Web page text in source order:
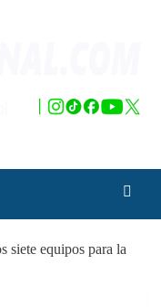
siete equipos para la